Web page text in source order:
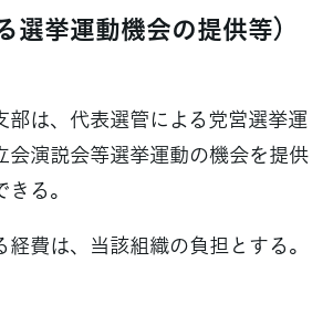
選挙運動機会の提供等）
部は、代表選管による党営選挙運
会演説会等選挙運動の機会を提供
る。
費は、当該組織の負担とする。